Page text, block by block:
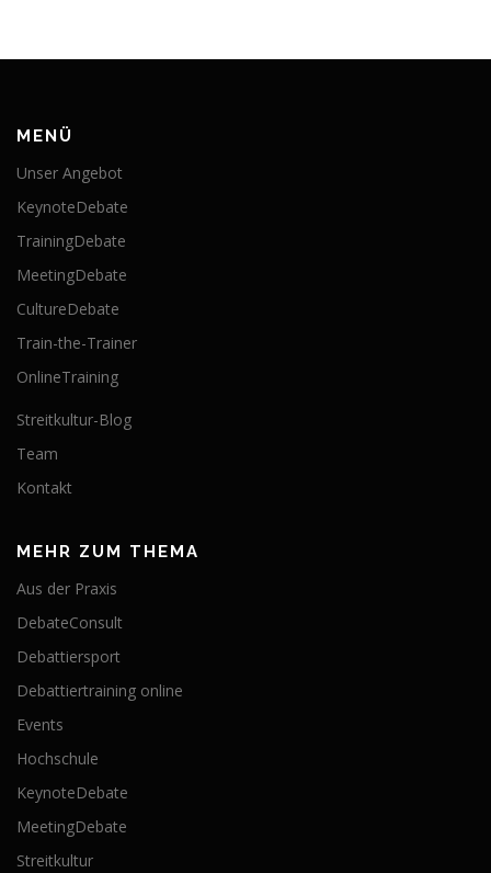
MENÜ
Unser Angebot
KeynoteDebate
TrainingDebate
MeetingDebate
CultureDebate
Train-the-Trainer
OnlineTraining
Streitkultur-Blog
Team
Kontakt
MEHR ZUM THEMA
Aus der Praxis
DebateConsult
Debattiersport
Debattiertraining online
Events
Hochschule
KeynoteDebate
MeetingDebate
Streitkultur